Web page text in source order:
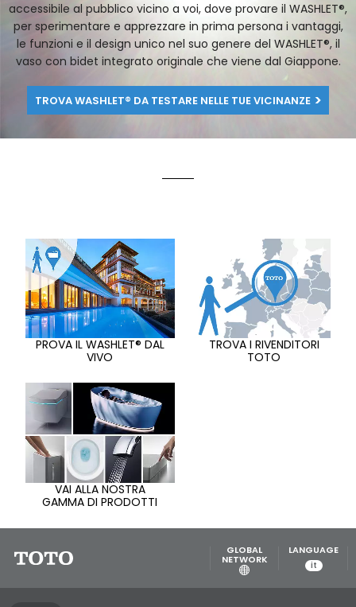
accessibile al pubblico vicino a voi, dove provare il WASHLET®,
per sperimentare e apprezzare in prima persona i vantaggi,
le funzioni e il design unico nel suo genere del WASHLET®, il
vaso con bidet integrato originale che viene dal Giappone.
TROVA WASHLET® DA TESTARE NELLE TUE VICINANZE
PROVA IL WASHLET® DAL
VIVO
TROVA I RIVENDITORI
TOTO
VAI ALLA NOSTRA
GAMMA DI PRODOTTI
GLOBAL
NETWORK
LANGUAGE
it